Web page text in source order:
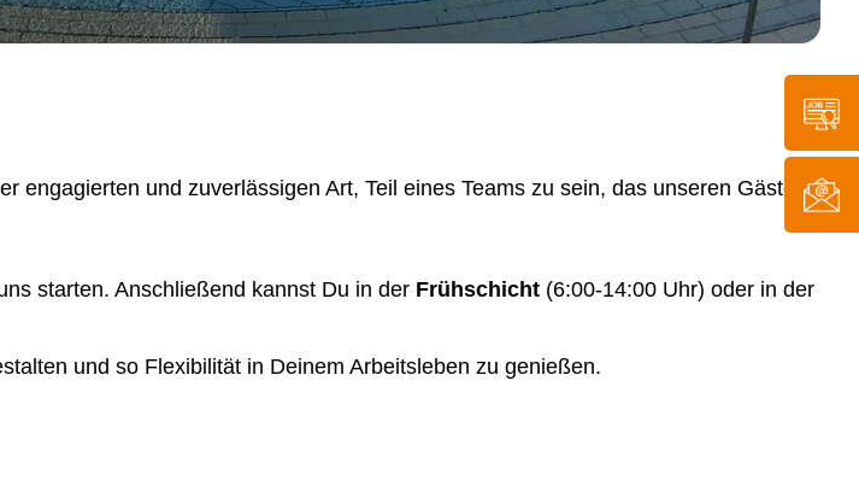
und zuverlässigen Art, Teil eines Teams zu sein, das unseren Gästen
starten. Anschließend kannst Du in der Frühschicht (6:00-14:00 Uhr) oder in der
und so Flexibilität in Deinem Arbeitsleben zu genießen.